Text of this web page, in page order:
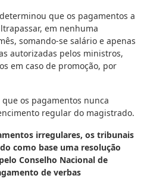
que os pagamentos a
em nenhuma
somando-se salário e apenas
autorizadas pelos ministros,
em caso de promoção, por
os pagamentos nunca
regular do magistrado.
irregulares, os tribunais
como base uma resolução
Conselho Nacional de
de verbas